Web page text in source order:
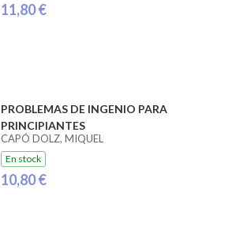
11,80 €
PROBLEMAS DE INGENIO PARA
PRINCIPIANTES
CAPÓ DOLZ, MIQUEL
En stock
10,80 €